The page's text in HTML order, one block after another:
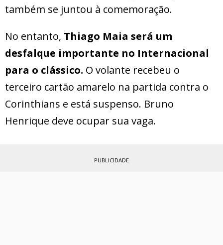
também se juntou à comemoração.
No entanto, Thiago Maia será um
desfalque importante no Internacional
para o clássico. O volante recebeu o
terceiro cartão amarelo na partida contra o
Corinthians e está suspenso. Bruno
Henrique deve ocupar sua vaga.
PUBLICIDADE